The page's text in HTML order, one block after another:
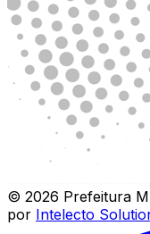
© 2026 Prefeitura
por Intelecto